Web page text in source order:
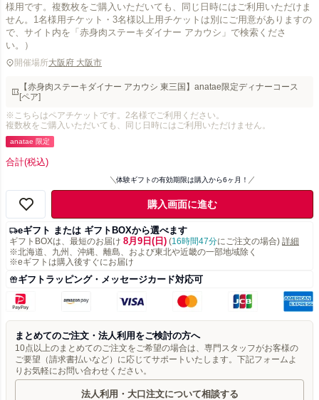
様用です。複数枚をご購入いただいても、同じ日時にはご利用いただけま
せん。1名様用チケット・3名様以上用チケットは別にご用意がありますの
で、サイト内を「赤身肉ステーキダイナー アカウシ」で検索くださ
い。）
開催場所大阪府 大阪市
【赤身肉ステーキダイナー アカウシ 東三国】anatae限定ディナーコース
[ペア]
※こちらはペアチケットです。2名様でご利用ください。
複数枚をご購入いただいても、同じ日時にはご利用いただけません。
anatae 限定
合計(税込)
体験ギフトの有効期限は購入から6ヶ月！
購入画面に進む
eギフト または ギフトBOXから選べます
ギフトBOXは、最短のお届け 8月9日(日) (16時間47分にご注文の場合) 詳細
※北海道、九州、沖縄、離島、および東北や近畿の一部地域除く
※eギフトは購入後すぐにお届け
ギフトラッピング・メッセージカード対応可
まとめてのご注文・法人利用をご検討の方へ
10点以上のまとめてのご注文をご希望の場合は、専門スタッフがお客様の
ご要望（請求書払いなど）に応じてサポートいたします。下記フォームよ
りお気軽にお問い合わせください。
法人利用・大口注文について相談する